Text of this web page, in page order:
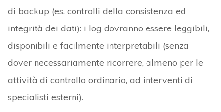
di backup (es. controlli della consistenza ed
integrità dei dati): i log dovranno essere leggibili,
disponibili e facilmente interpretabili (senza
dover necessariamente ricorrere, almeno per le
attività di controllo ordinario, ad interventi di
specialisti esterni).